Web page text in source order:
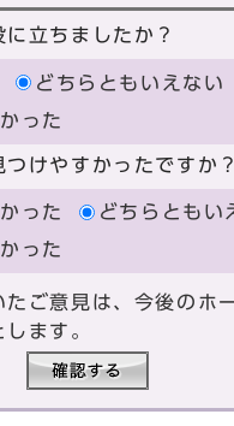
立ちましたか？
どちらともいえない
った
けやすかったですか？
った
どちらともい
った
たご意見は、今後のホ
ます。